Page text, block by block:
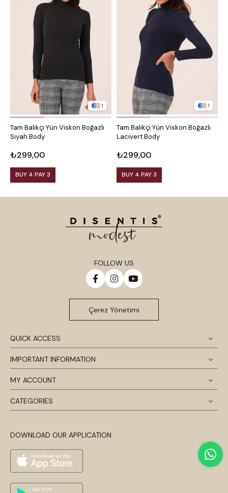
1
Tam Balıkçı Yün Viskon Boğazlı
Siyah Body
₺299,00
BUY 4 PAY 3
1
Tam Balıkçı Yün Viskon Boğazlı
Lacivert Body
₺299,00
BUY 4 PAY 3
QUICK ACCESS
IMPORTANT INFORMATION
MY ACCOUNT
CATEGORİES
DOWNLOAD OUR APPLICATION
FOLLOW US
Çerez Yönetimi